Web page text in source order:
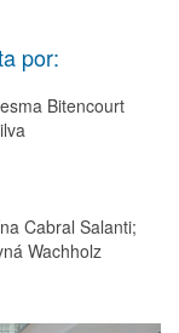
por:
Bitencourt
Cabral Salanti;
Wachholz